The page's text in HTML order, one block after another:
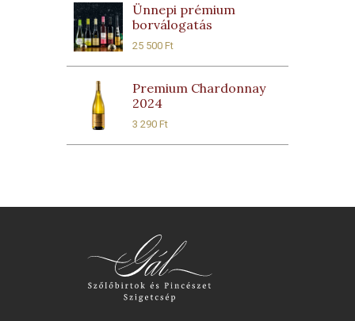
Ünnepi prémium
borválogatás
25 500Ft
Premium Chardonnay
2024
3 290Ft